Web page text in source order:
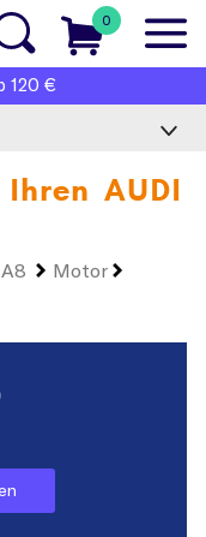
0
120 €
AUDI
A8
Motor